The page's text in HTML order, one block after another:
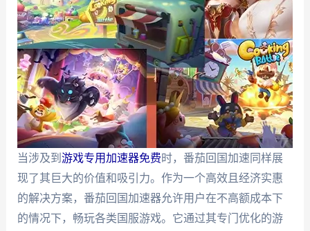
当涉及到 游戏专用加速器免费时，番茄回国加速同样展
现了其巨大的价值和吸引力。作为一个高效且经济实惠
的解决方案，番茄回国加速器允许用户在不高额成本下
的情况下，畅玩各类国服游戏。它通过其专门优化的游